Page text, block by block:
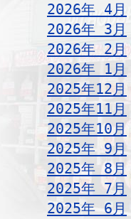
2026年 4月
2026年 3月
2026年 2月
2026年 1月
2025年12月
2025年11月
2025年10月
2025年 9月
2025年 8月
2025年 7月
2025年 6月